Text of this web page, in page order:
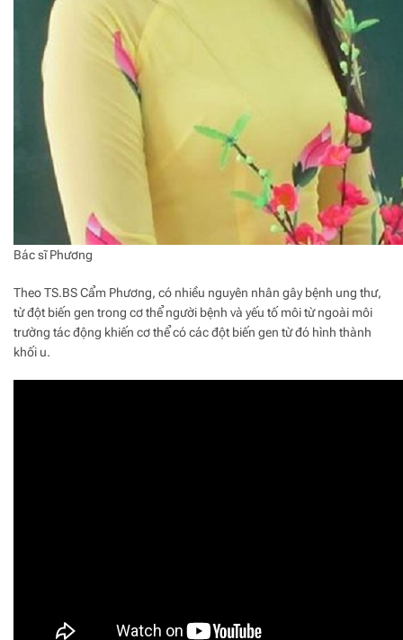
Bác sĩ Phương
Theo TS.BS Cẩm Phương, có nhiều nguyên nhân gây bệnh ung thư,
từ đột biến gen trong cơ thể người bệnh và yếu tố môi từ ngoài môi
trường tác động khiến cơ thể có các đột biến gen từ đó hình thành
khối u.